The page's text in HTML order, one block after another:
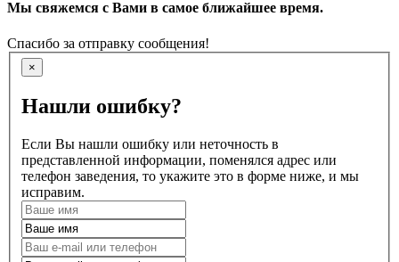
Мы свяжемся с Вами в самое ближайшее время.
Спасибо за отправку сообщения!
×
Нашли ошибку?
Если Вы нашли ошибку или неточность в
представленной информации, поменялся адрес или
телефон заведения, то укажите это в форме ниже, и мы
исправим.